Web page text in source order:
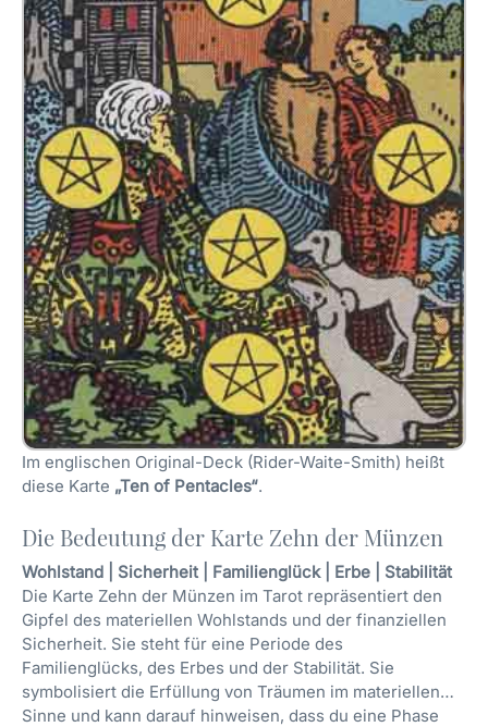
Im englischen Original-Deck (Rider-Waite-Smith) heißt
diese Karte „Ten of Pentacles“.
Die Bedeutung der Karte Zehn der Münzen
Wohlstand | Sicherheit | Familienglück | Erbe | Stabilität
Die Karte Zehn der Münzen im Tarot repräsentiert den
Gipfel des materiellen Wohlstands und der finanziellen
Sicherheit. Sie steht für eine Periode des
Familienglücks, des Erbes und der Stabilität. Sie
symbolisiert die Erfüllung von Träumen im materiellen
Sinne und kann darauf hinweisen, dass du eine Phase